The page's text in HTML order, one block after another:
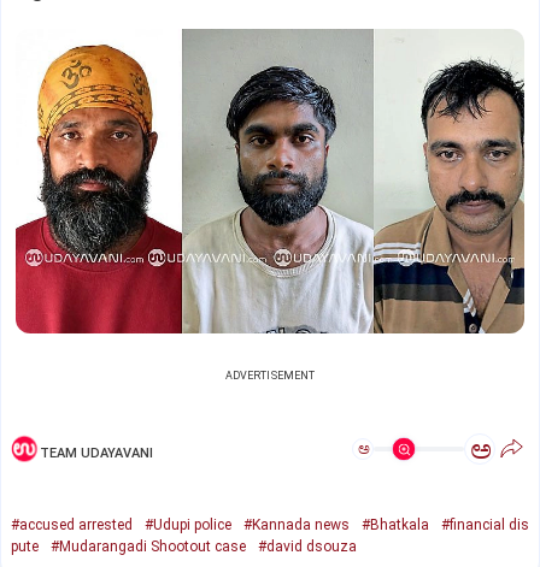
ADVERTISEMENT
TEAM UDAYAVANI ಅ ಅ
#accused arrested #Udupi police #Kannada news #Bhatkala
#financial dis
pute
#Mudarangadi Shootout case #david dsouza